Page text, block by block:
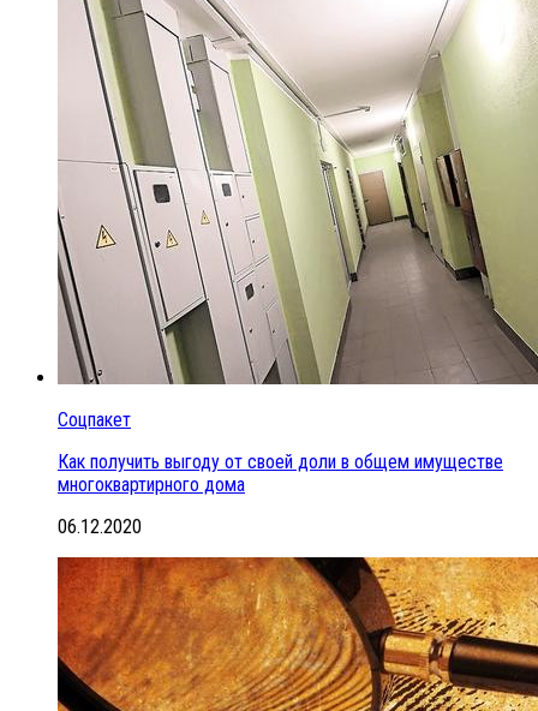
Соцпакет
Как получить выгоду от своей доли в общем имуществе
многоквартирного дома
06.12.2020